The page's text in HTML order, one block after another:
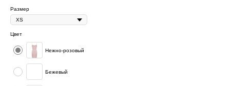
Размер
Цвет
Нежно-розовый
Бежевый